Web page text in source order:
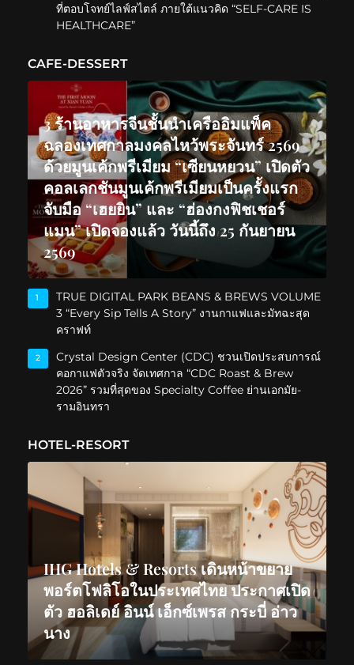
ที่ตอบโจทย์ไลฟ์สไตล์ ภายใต้แนวคิด “SELF-CARE IS
HEALTHCARE”
CAFE-DESSERT
3 ร้านอาหารจีนชั้นนำเครืออิมแพ็ค
ฉลองเทศกาลมงคลไหว้พระจันทร์ 2569
ด้วยมูนเค้กพรีเมียม “เซียนหยวน” เปิดตัว
คอลเลกชันมูนเค้กพรีเมียมเป็นครั้งแรก
จับมือ “เฮยยิน” และ “ฮ่องกงฟิชเชอร์
แมน” เปิดจองแล้ว วันนี้ถึง 25 กันยายน
2569
1
TRUE DIGITAL PARK BEANS & BREWS VOLUME
3 “Every Sip Tells A Story” งานกาแฟและมัทฉะสุด
คราฟท์
2
Crystal Design Center (CDC) ชวนเปิดประสบการณ์
คอกาแฟตัวจริง จัดเทศกาล “CDC Roast & Brew
2026” รวมที่สุดของ Specialty Coffee ย่านเอกมัย-
รามอินทรา
HOTEL-RESORT
IHG Hotels & Resorts เดินหน้าขยาย
พอร์ตโฟลิโอในประเทศไทย ประกาศเปิด
ตัว ฮอลิเดย์ อินน์ เอ็กซ์เพรส กระบี่ อ่าว
นาง